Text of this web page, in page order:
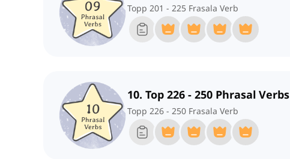
Topp 201 - 225 Frasala Verb
10. Top 226 - 250 Phrasal Verbs
Topp 226 - 250 Frasala Verb